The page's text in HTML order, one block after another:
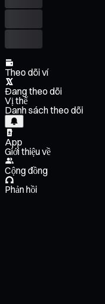
Theo dõi ví
Đang theo dõi
Vị thế
Danh sách theo dõi
App
Giới thiệu về
Cộng đồng
Phản hồi